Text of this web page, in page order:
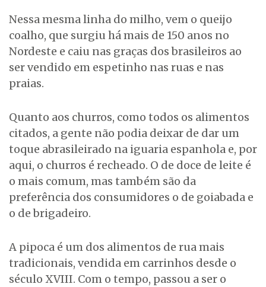
Nessa mesma linha do milho, vem o queijo
coalho, que surgiu há mais de 150 anos no
Nordeste e caiu nas graças dos brasileiros ao
ser vendido em espetinho nas ruas e nas
praias.
Quanto aos churros, como todos os alimentos
citados, a gente não podia deixar de dar um
toque abrasileirado na iguaria espanhola e, por
aqui, o churros é recheado. O de doce de leite é
o mais comum, mas também são da
preferência dos consumidores o de goiabada e
o de brigadeiro.
A pipoca é um dos alimentos de rua mais
tradicionais, vendida em carrinhos desde o
século XVIII. Com o tempo, passou a ser o